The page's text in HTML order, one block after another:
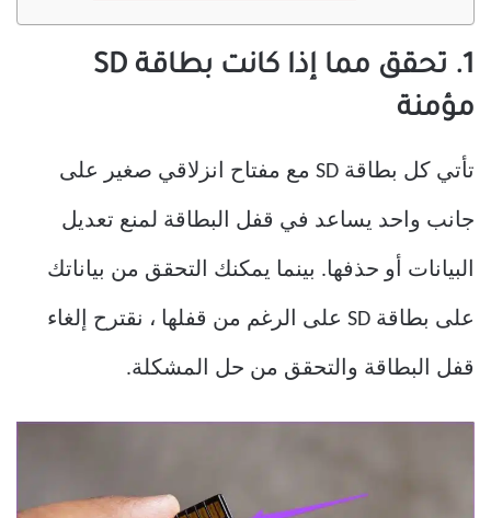
1. تحقق مما إذا كانت بطاقة SD
مؤمنة
تأتي كل بطاقة SD مع مفتاح انزلاقي صغير على
جانب واحد يساعد في قفل البطاقة لمنع تعديل
البيانات أو حذفها. بينما يمكنك التحقق من بياناتك
على بطاقة SD على الرغم من قفلها ، نقترح إلغاء
قفل البطاقة والتحقق من حل المشكلة.